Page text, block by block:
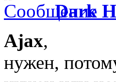
Dark
Ajax,
нужен,